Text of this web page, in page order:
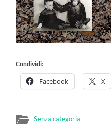
Condividi:
Facebook X
Senza categoria